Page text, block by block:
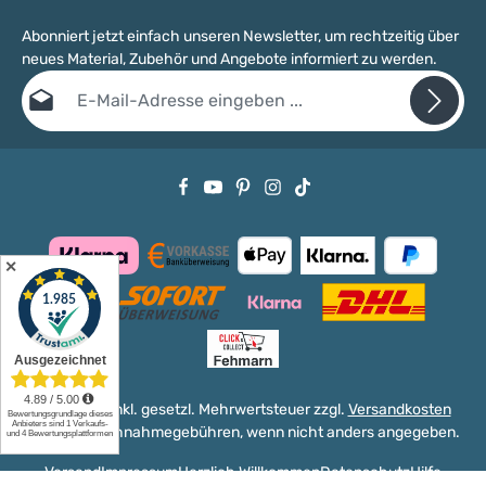
Abonniert jetzt einfach unseren Newsletter, um rechtzeitig über
neues Material, Zubehör und Angebote informiert zu werden.
E-Mail-Adresse*
Datenschutzbestimmungenzur Kenntnis genommen
Alle Preise inkl. gesetzl. Mehrwertsteuer zzgl. Versandkosten
und ggf. Nachnahmegebühren, wenn nicht anders angegeben.
VersandImpressumHerzlich WillkommenDatenschutzHilfe
✕